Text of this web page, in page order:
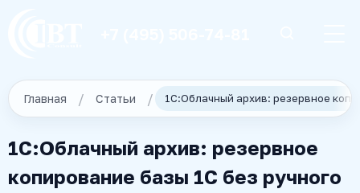
Главная Статьи
1С:Облачный архив: резервное
копирование базы 1С без ручного